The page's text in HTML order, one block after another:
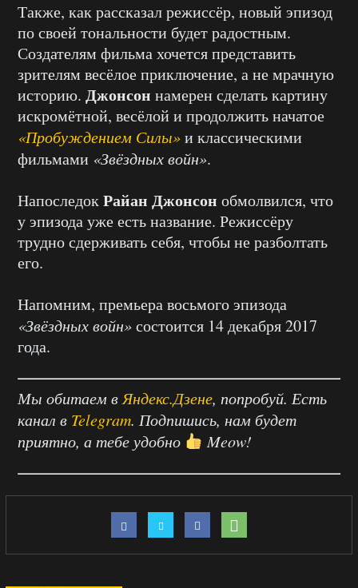
Также, как рассказал режиссёр, новый эпизод
по своей тональности будет радостным.
Создателям фильма хочется представить
зрителям весёлое приключение, а не мрачную
историю. Джонсон намерен сделать картину
искромётной, весёлой и продолжить начатое
«Пробуждением Силы»и классическими
фильмами «Звёздных войн».
НапоследокРайан Джонсон обмолвился, что
у эпизода уже есть название. Режиссёру
трудно сдерживать себя, чтобы не разболтать
его.
Напомним, премьера восьмого эпизода
«Звёздных войн»состоится 14 декабря 2017
года.
Мы обитаем в Яндекс.Дзене, попробуй. Есть
канал в Telegram. Подпишись, нам будет
приятно, а тебе удобно
Meow!